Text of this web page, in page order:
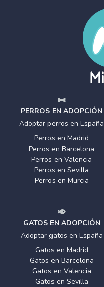
PERROS EN ADOPCIÓN
Adoptar perros en España
Perros en Madrid
Perros en Barcelona
Perros en Valencia
Perros en Sevilla
Perros en Murcia
GATOS EN ADOPCIÓN
Adoptar gatos en España
Gatos en Madrid
Gatos en Barcelona
Gatos en Valencia
Gatos en Sevilla